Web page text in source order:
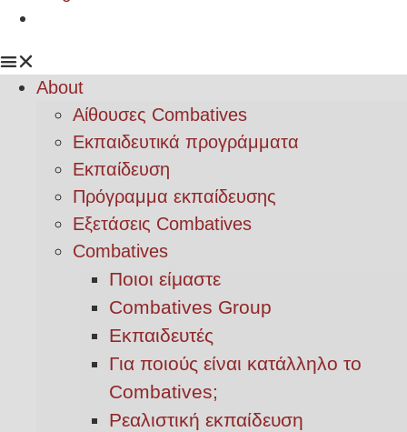
About
Αίθουσες Combatives
Εκπαιδευτικά προγράμματα
Εκπαίδευση
Πρόγραμμα εκπαίδευσης
Εξετάσεις Combatives
Combatives
Ποιοι είμαστε
Combatives Group
Εκπαιδευτές
Για ποιούς είναι κατάλληλο το
Combatives;
Ρεαλιστική εκπαίδευση